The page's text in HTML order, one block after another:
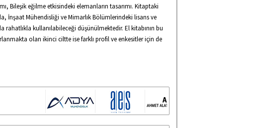
Bileşik eğilme etkisindeki elemanların tasarımı. Kitaptaki
İnşaat Mühendisliği ve Mimarlık Bölümlerindeki lisans ve
rahatlıkla kullanılabileceği düşünülmektedir. El kitabının bu
olan ikinci ciltte ise farklı profil ve enkesitler için de